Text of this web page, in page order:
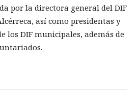
por la directora general del DIF
así como presidentas y
los DIF municipales, además de